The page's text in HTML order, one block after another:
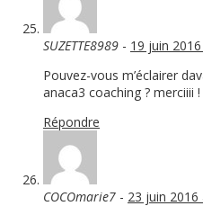
SUZETTE8989 - 19 juin
Pouvez-vous m’éclairer
anaca3 coaching ? merciiii !
Répondre
COCOmarie7 - 23 juin 2016